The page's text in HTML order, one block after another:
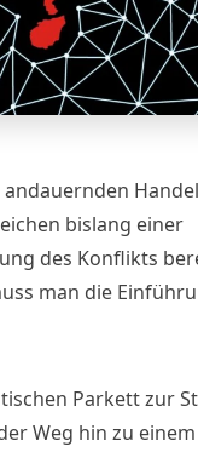
bislang einer
des Konflikts
man die
Parkett zur
Weg hin zu einem